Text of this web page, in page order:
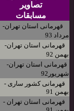
تصاویر
مسابقات
قهرمانی استان تهران-
مرداد 93
قهرمانی استان تهران-
بهمن 92
قهرمانی استان تهران-
شهریور92
قهرمانی کشور ساری -
بهمن 91
قهرمانی استان تهران -